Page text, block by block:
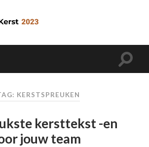
KERSTSPREUKEN
kersttekst -en
jouw team